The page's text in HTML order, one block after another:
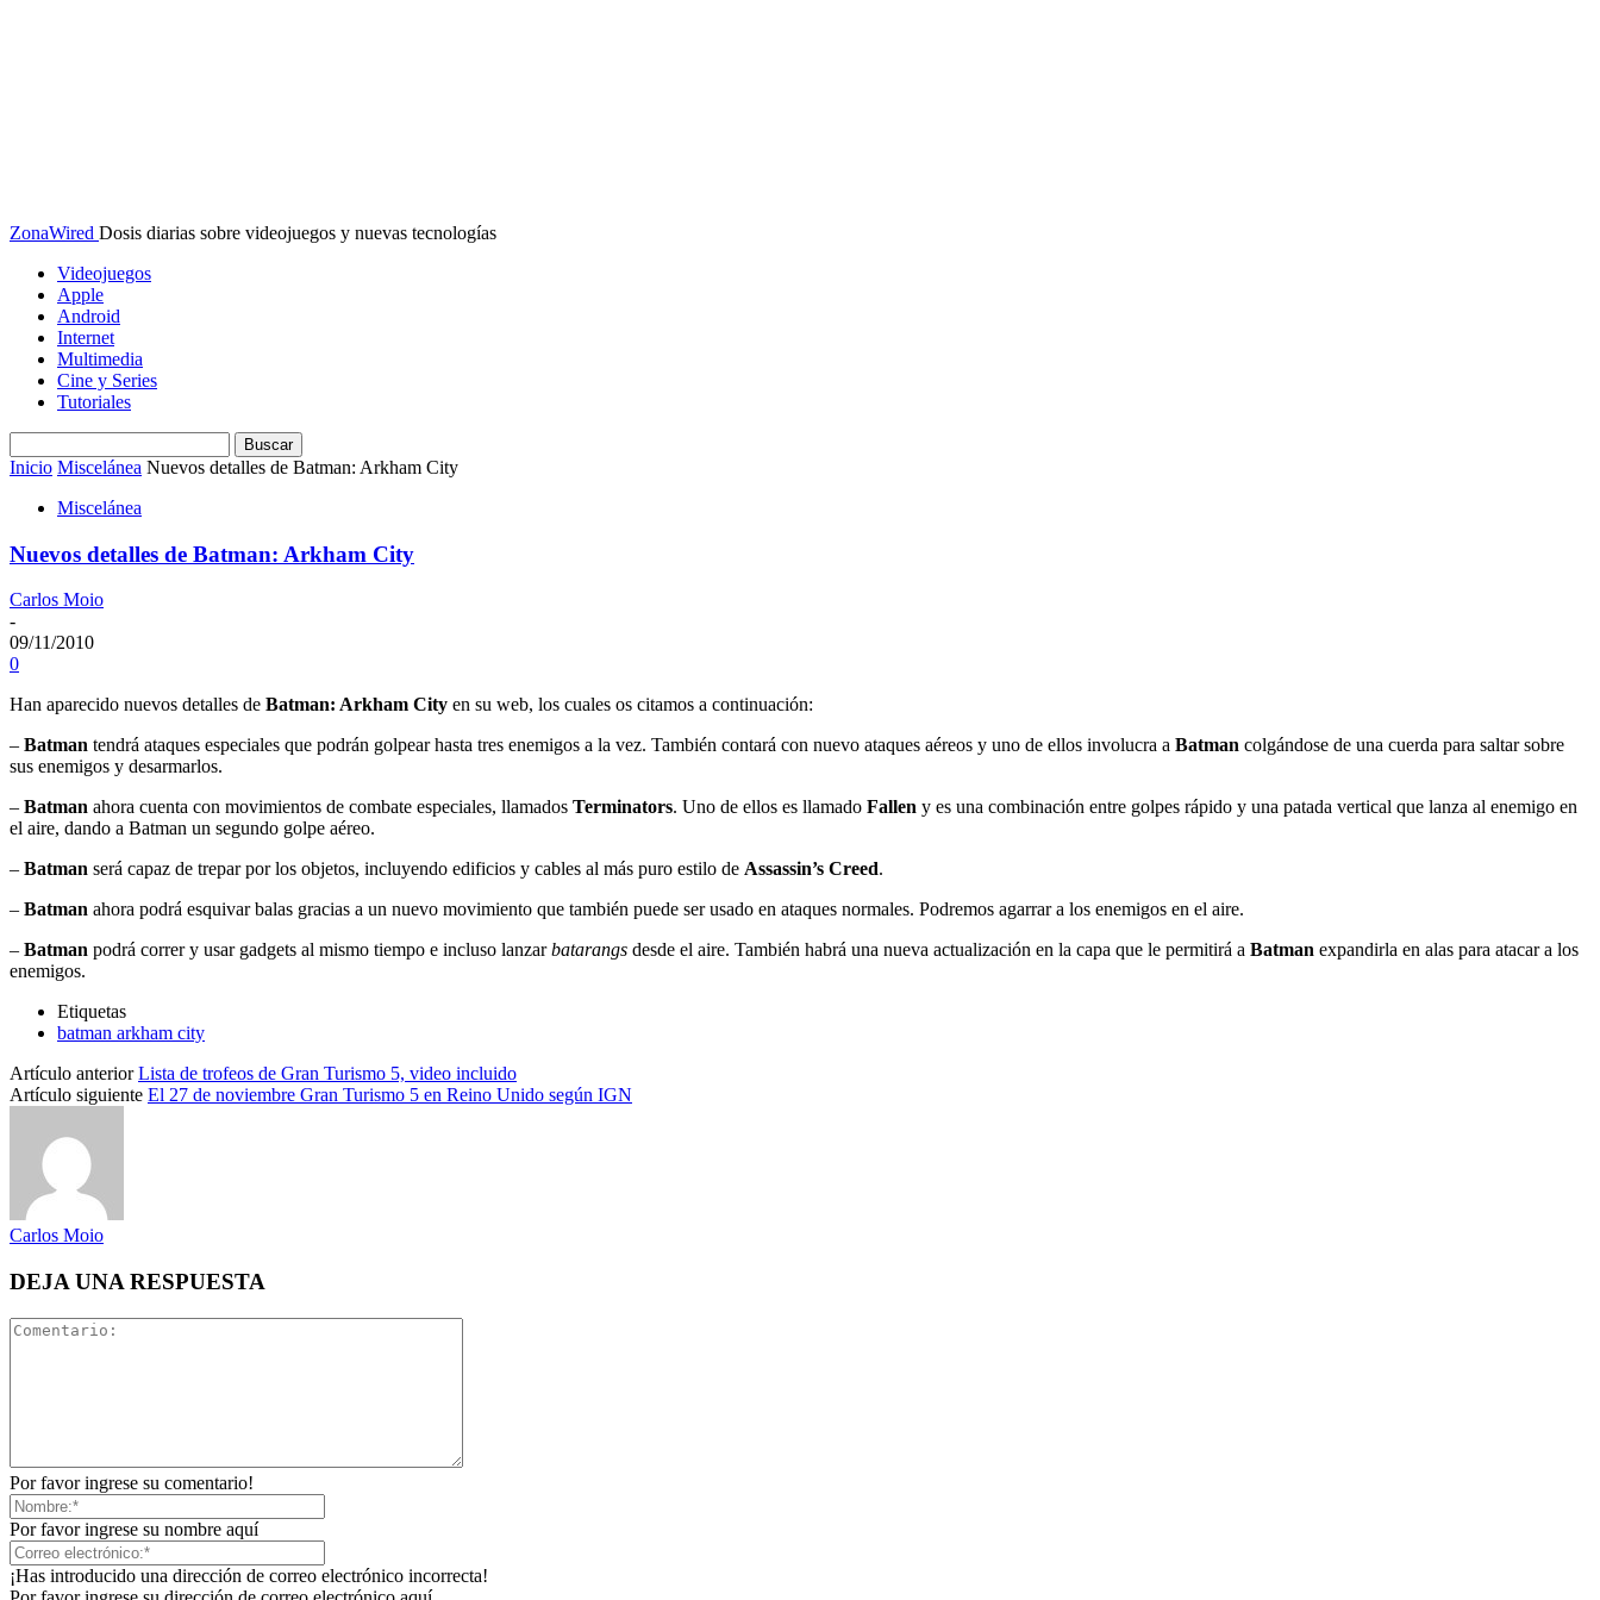
ZonaWired Dosis diarias sobre videojuegos y nuevas tecnologías
Videojuegos
Apple
Android
Internet
Multimedia
Cine y Series
Tutoriales
Inicio Miscelánea Nuevos detalles de Batman: Arkham City
Miscelánea
Nuevos detalles de Batman: Arkham City
Carlos Moio
-
09/11/2010
0
Han aparecido nuevos detalles de Batman: Arkham City en su web, los cuales os citamos a continuación:
– Batman tendrá ataques especiales que podrán golpear hasta tres enemigos a la vez. También contará con nuevo ataques aéreos y uno de ellos involucra a Batman colgándose de una cuerda para saltar sobre
sus enemigos y desarmarlos.
– Batman ahora cuenta con movimientos de combate especiales, llamados Terminators. Uno de ellos es llamado Fallen y es una combinación entre golpes rápido y una patada vertical que lanza al enemigo en
el aire, dando a Batman un segundo golpe aéreo.
– Batman será capaz de trepar por los objetos, incluyendo edificios y cables al más puro estilo de Assassin’s Creed.
– Batman ahora podrá esquivar balas gracias a un nuevo movimiento que también puede ser usado en ataques normales. Podremos agarrar a los enemigos en el aire.
– Batman podrá correr y usar gadgets al mismo tiempo e incluso lanzarbatarangs desde el aire. También habrá una nueva actualización en la capa que le permitirá a Batman expandirla en alas para atacar a los
enemigos.
Etiquetas
batman arkham city
Artículo anterior Lista de trofeos de Gran Turismo 5, video incluido
Artículo siguiente El 27 de noviembre Gran Turismo 5 en Reino Unido según IGN
Carlos Moio
DEJA UNA RESPUESTA
Por favor ingrese su comentario!
Por favor ingrese su nombre aquí
¡Has introducido una dirección de correo electrónico incorrecta!